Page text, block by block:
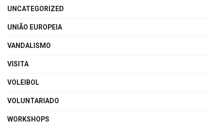
UNCATEGORIZED
UNIÃO EUROPEIA
VANDALISMO
VISITA
VOLEIBOL
VOLUNTARIADO
WORKSHOPS